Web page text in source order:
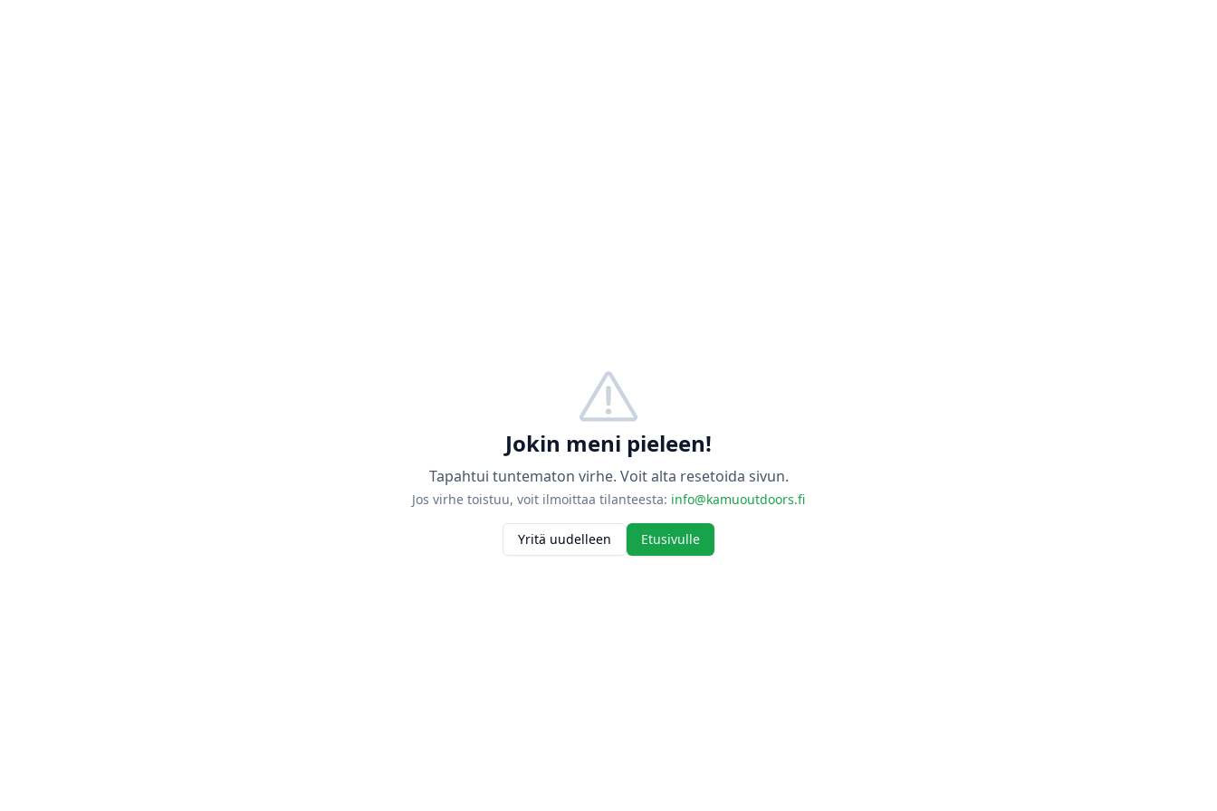
Jokin meni pieleen!
Tapahtui tuntematon virhe. Voit alta resetoida sivun.
Jos virhe toistuu, voit ilmoittaa tilanteesta: info@kamuoutdoors.fi
Yritä uudelleen Etusivulle